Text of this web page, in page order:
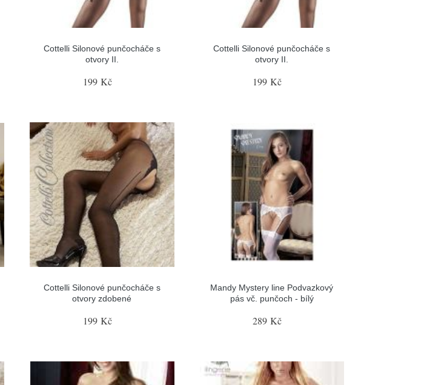
Cottelli Silonové punčocháče s
otvory II.
199 Kč
Cottelli Silonové punčocháče s
otvory II.
199 Kč
Cottelli Silonové punčocháče s
otvory zdobené
199 Kč
Mandy Mystery line Podvazkový
pás vč. punčoch - bílý
289 Kč